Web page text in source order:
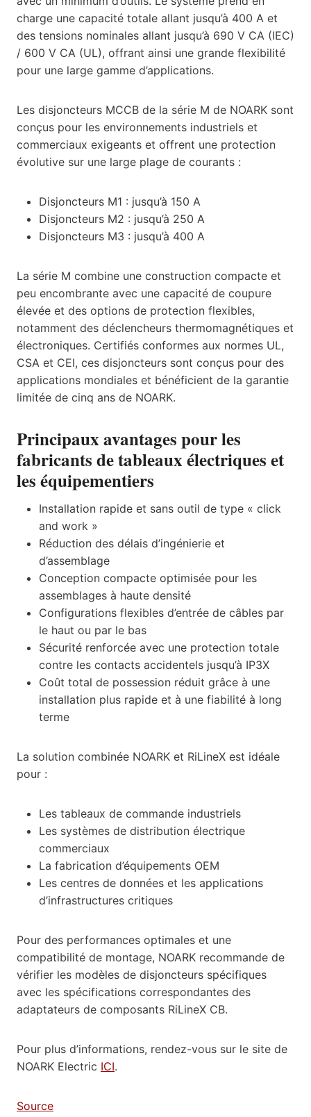
charge une capacité totale allant jusqu’à 400 A et
des tensions nominales allant jusqu’à 690 V CA (IEC)
/ 600 V CA (UL), offrant ainsi une grande flexibilité
pour une large gamme d’applications.
Les disjoncteurs MCCB de la série M de NOARK sont
conçus pour les environnements industriels et
commerciaux exigeants et offrent une protection
évolutive sur une large plage de courants :
Disjoncteurs M1 : jusqu’à 150 A
Disjoncteurs M2 : jusqu’à 250 A
Disjoncteurs M3 : jusqu’à 400 A
La série M combine une construction compacte et
peu encombrante avec une capacité de coupure
élevée et des options de protection flexibles,
notamment des déclencheurs thermomagnétiques et
électroniques. Certifiés conformes aux normes UL,
CSA et CEI, ces disjoncteurs sont conçus pour des
applications mondiales et bénéficient de la garantie
limitée de cinq ans de NOARK.
Principaux avantages pour les
fabricants de tableaux électriques et
les équipementiers
Installation rapide et sans outil de type « click
and work »
Réduction des délais d’ingénierie et
d’assemblage
Conception compacte optimisée pour les
assemblages à haute densité
Configurations flexibles d’entrée de câbles par
le haut ou par le bas
Sécurité renforcée avec une protection totale
contre les contacts accidentels jusqu’à IP3X
Coût total de possession réduit grâce à une
installation plus rapide et à une fiabilité à long
terme
La solution combinée NOARK et RiLineX est idéale
pour :
Les tableaux de commande industriels
Les systèmes de distribution électrique
commerciaux
La fabrication d’équipements OEM
Les centres de données et les applications
d’infrastructures critiques
Pour des performances optimales et une
compatibilité de montage, NOARK recommande de
vérifier les modèles de disjoncteurs spécifiques
avec les spécifications correspondantes des
adaptateurs de composants RiLineX CB.
Pour plus d’informations, rendez-vous sur le site de
NOARK Electric ICI.
Source